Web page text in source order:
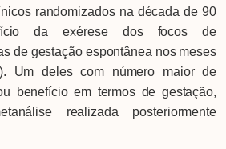
randomizados na década de 90
da exérese dos focos de
de gestação espontânea nos meses
Um deles com número maior de
benefício em termos de gestação,
realizada posteriormente